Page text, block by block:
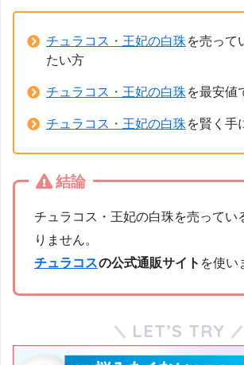
チュラコス・王妃の白珠 を売って
たい方
チュラコス・王妃の白珠 を最安値
チュラコス・王妃の白珠 を賢く手
結論
チュラコス・王妃の白珠を売ってい
りません。
チュラコスの公式通販サイト を使い
LET’S TRY